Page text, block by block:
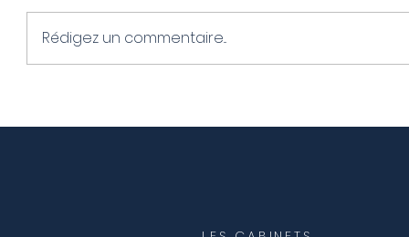
frustration
pas ?
Rédigez un commentaire...